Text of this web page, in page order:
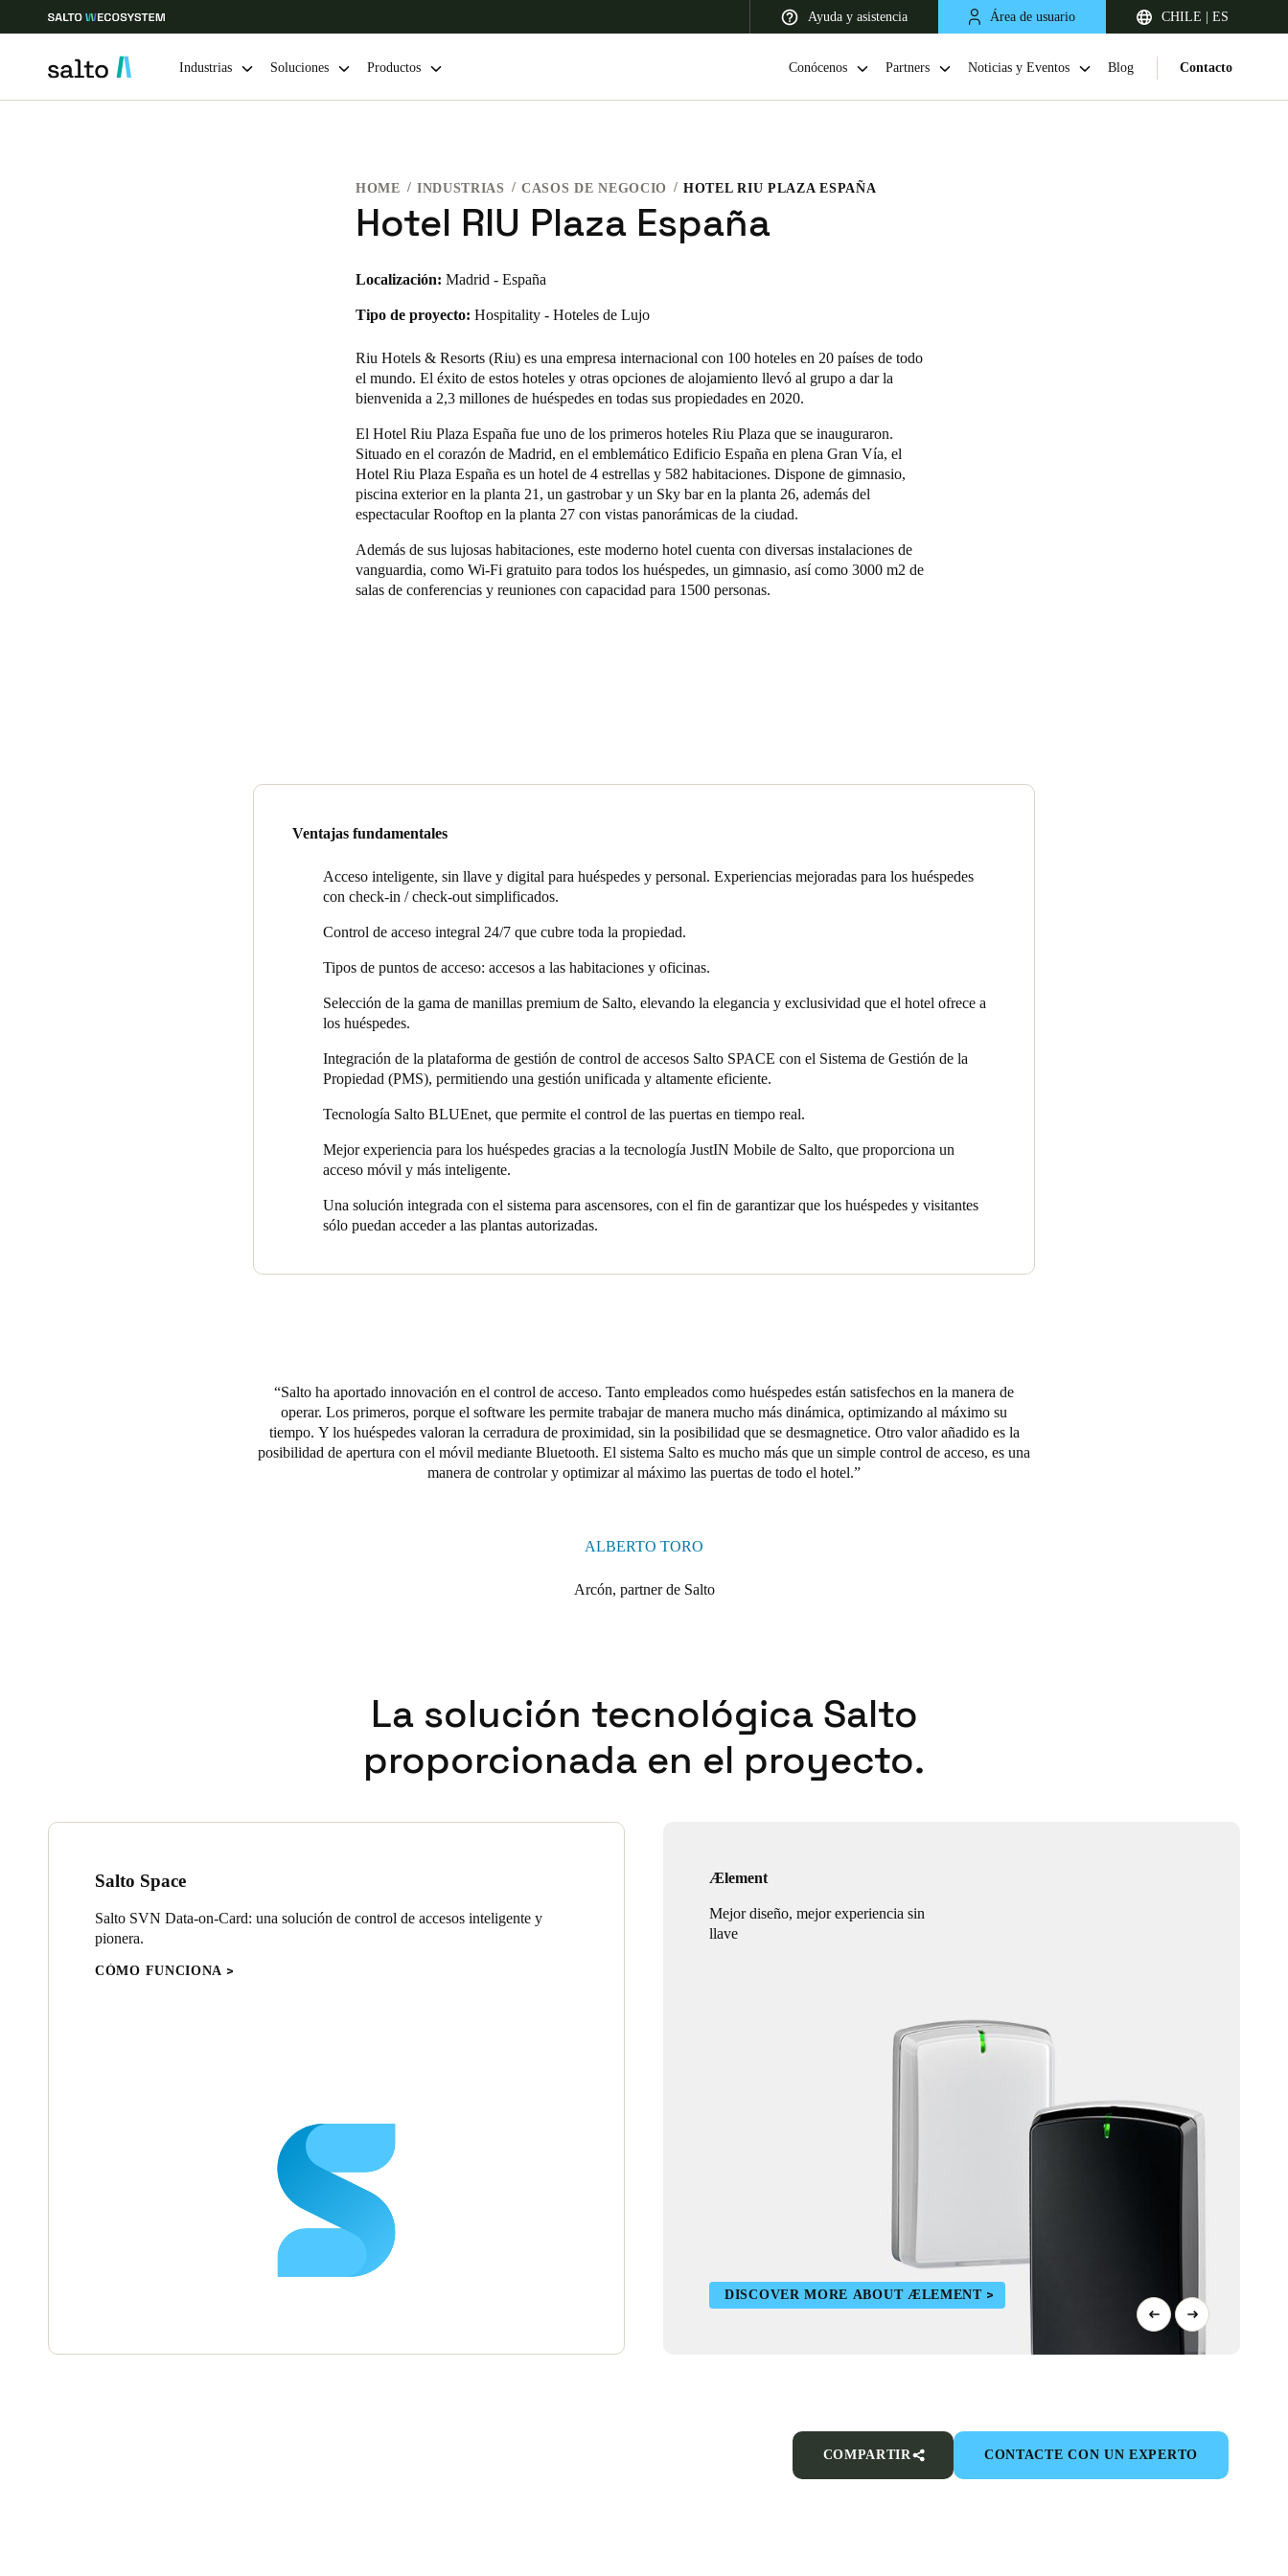
Ayuda y asistencia Área de usuario CHILE | ES
Caribbean - Latin America Africa, Middle East, and India Asia Pacific
Colombia
Español
Español
Industrias Soluciones Productos Conócenos Partners Noticias y Eventos Blog Contacto
HOME INDUSTRIAS CASOS DE NEGOCIO HOTEL RIU PLAZA ESPAÑA
Hotel RIU Plaza España
Localización: Madrid - España
Tipo de proyecto: Hospitality - Hoteles de Lujo
Riu Hotels & Resorts (Riu) es una empresa internacional con 100 hoteles en 20 países de todo
el mundo. El éxito de estos hoteles y otras opciones de alojamiento llevó al grupo a dar la
bienvenida a 2,3 millones de huéspedes en todas sus propiedades en 2020.
El Hotel Riu Plaza España fue uno de los primeros hoteles Riu Plaza que se inauguraron.
Situado en el corazón de Madrid, en el emblemático Edificio España en plena Gran Vía, el
Hotel Riu Plaza España es un hotel de 4 estrellas y 582 habitaciones. Dispone de gimnasio,
piscina exterior en la planta 21, un gastrobar y un Sky bar en la planta 26, además del
espectacular Rooftop en la planta 27 con vistas panorámicas de la ciudad.
Además de sus lujosas habitaciones, este moderno hotel cuenta con diversas instalaciones de
vanguardia, como Wi-Fi gratuito para todos los huéspedes, un gimnasio, así como 3000 m2 de
salas de conferencias y reuniones con capacidad para 1500 personas.
Ventajas fundamentales
Acceso inteligente, sin llave y digital para huéspedes y personal. Experiencias mejoradas para los huéspedes
con check-in / check-out simplificados.
Control de acceso integral 24/7 que cubre toda la propiedad.
Tipos de puntos de acceso: accesos a las habitaciones y oficinas.
Selección de la gama de manillas premium de Salto, elevando la elegancia y exclusividad que el hotel ofrece a
los huéspedes.
Integración de la plataforma de gestión de control de accesos Salto SPACE con el Sistema de Gestión de la
Propiedad (PMS), permitiendo una gestión unificada y altamente eficiente.
Tecnología Salto BLUEnet, que permite el control de las puertas en tiempo real.
Mejor experiencia para los huéspedes gracias a la tecnología JustIN Mobile de Salto, que proporciona un
acceso móvil y más inteligente.
Una solución integrada con el sistema para ascensores, con el fin de garantizar que los huéspedes y visitantes
sólo puedan acceder a las plantas autorizadas.
Salto ha aportado innovación en el control de acceso. Tanto empleados como huéspedes están satisfechos en la manera de
operar. Los primeros, porque el software les permite trabajar de manera mucho más dinámica, optimizando al máximo su
tiempo. Y los huéspedes valoran la cerradura de proximidad, sin la posibilidad que se desmagnetice. Otro valor añadido es la
posibilidad de apertura con el móvil mediante Bluetooth. El sistema Salto es mucho más que un simple control de acceso, es una
manera de controlar y optimizar al máximo las puertas de todo el hotel.
ALBERTO TORO
Arcón, partner de Salto
La solución tecnológica Salto
proporcionada en el proyecto.
Salto Space
Salto SVN Data-on-Card: una solución de control de accesos inteligente y
pionera.
CÓMO FUNCIONA
Ælement
Mejor diseño, mejor experiencia sin
llave
DISCOVER MORE ABOUT ÆLEMENT
COMPARTIR CONTACTE CON UN EXPERTO